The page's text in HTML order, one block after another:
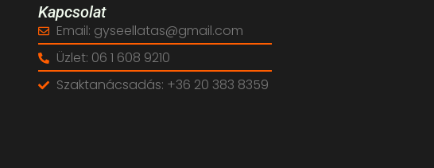
Kapcsolat
Email: gyseellatas@gmail.com
Üzlet: 06 1 608 9210
Szaktanácsadás: +36 20 383 8359